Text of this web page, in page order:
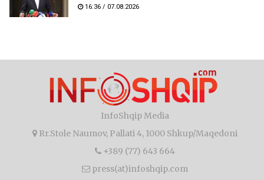
16:36 / 07.08.2026
InfoShqip Media
Rr.Stole Naumov, Pallati 4, 1000 Shkup/Maqedoni
+389 (77) 643 664
press(at)infoshqip.com